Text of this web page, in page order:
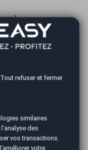
Tout refuser et fermer
similaires
des
vos transactions.
votre